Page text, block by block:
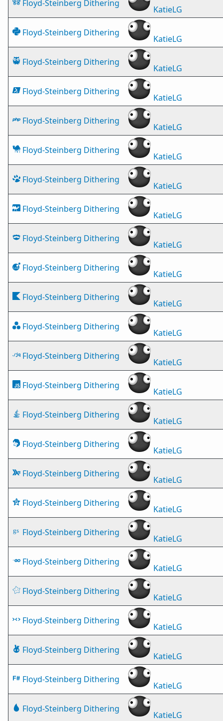
Floyd-Steinberg Dithering
KatieLG
Floyd-Steinberg Dithering
KatieLG
Floyd-Steinberg Dithering
KatieLG
Floyd-Steinberg Dithering
KatieLG
Floyd-Steinberg Dithering
KatieLG
Floyd-Steinberg Dithering
KatieLG
Floyd-Steinberg Dithering
KatieLG
Floyd-Steinberg Dithering
KatieLG
Floyd-Steinberg Dithering
KatieLG
Floyd-Steinberg Dithering
KatieLG
Floyd-Steinberg Dithering
KatieLG
Floyd-Steinberg Dithering
KatieLG
Floyd-Steinberg Dithering
KatieLG
Floyd-Steinberg Dithering
KatieLG
Floyd-Steinberg Dithering
KatieLG
Floyd-Steinberg Dithering
KatieLG
Floyd-Steinberg Dithering
KatieLG
Floyd-Steinberg Dithering
KatieLG
Floyd-Steinberg Dithering
KatieLG
Floyd-Steinberg Dithering
KatieLG
Floyd-Steinberg Dithering
KatieLG
Floyd-Steinberg Dithering
KatieLG
Floyd-Steinberg Dithering
KatieLG
Floyd-Steinberg Dithering
KatieLG
Floyd-Steinberg Dithering
KatieLG